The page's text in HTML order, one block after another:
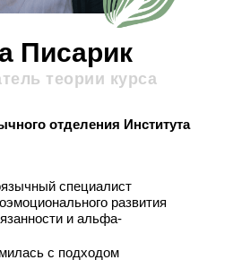
Писарик
теории курса
отделения Института
специалист
развития
и альфа-
с подходом Г. Ньюфелда
с подходом